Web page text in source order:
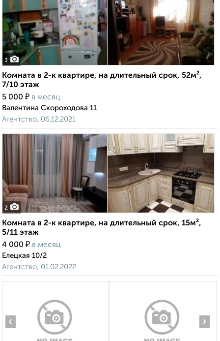
3
Комната в 2-к квартире, на длительный срок, 52м²,
7/10 этаж
5 000 ₽ в месяц
Валентина Скороходова 11
Агентство, 06.12.2021
2
Комната в 2-к квартире, на длительный срок, 15м²,
5/11 этаж
4 000 ₽ в месяц
Елецкая 10/2
Агентство, 01.02.2022
‹ ›